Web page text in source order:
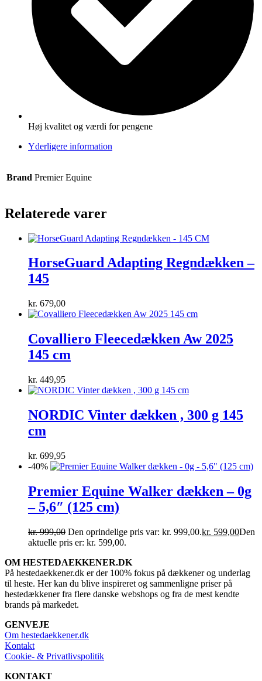
Høj kvalitet og værdi for pengene
Yderligere information
Brand Premier Equine
Relaterede varer
HorseGuard Adapting Regndækken –
145
kr. 679,00
Covalliero Fleecedækken Aw 2025
145 cm
kr. 449,95
NORDIC Vinter dækken , 300 g 145
cm
kr. 699,95
-40%
Premier Equine Walker dækken – 0g
– 5,6″ (125 cm)
kr.999,00 Den oprindelige pris var: kr. 999,00.kr. 599,00Den
aktuelle pris er: kr. 599,00.
OM HESTEDAEKKENER.DK
På hestedaekkener.dk er der 100% fokus på dækkener og underlag
til heste. Her kan du blive inspireret og sammenligne priser på
hestedækkener fra flere danske webshops og fra de mest kendte
brands på markedet.
GENVEJE
Om hestedaekkener.dk
Kontakt
Cookie- & Privatlivspolitik
KONTAKT